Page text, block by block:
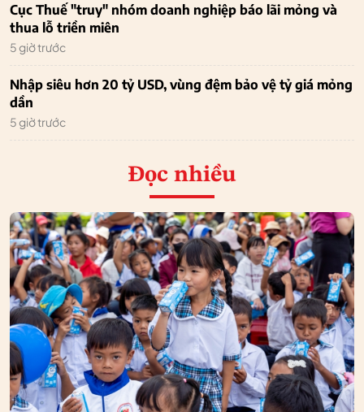
Cục Thuế "truy" nhóm doanh nghiệp báo lãi mỏng và
thua lỗ triền miên
5 giờ trước
Nhập siêu hơn 20 tỷ USD, vùng đệm bảo vệ tỷ giá mỏng
dần
5 giờ trước
Đọc nhiều